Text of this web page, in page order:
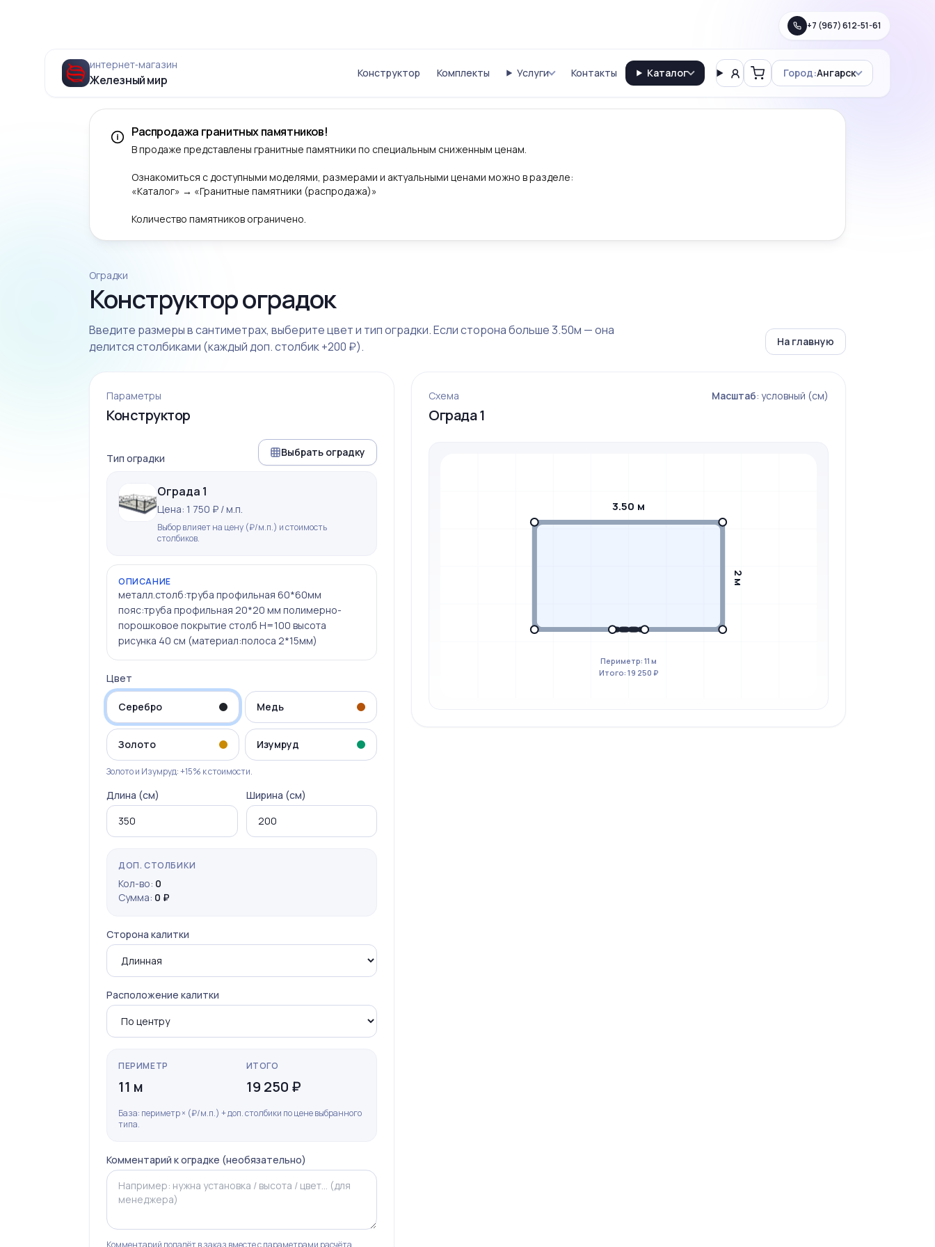
+7 (967) 612-51-61
интернет‑магазин
Железный мир Конструктор Комплекты Услуги Контакты Каталог ВходКорзинаГород:Ангарск
Распродажа гранитных памятников!
В продаже представлены гранитные памятники по специальным сниженным ценам.
Ознакомиться с доступными моделями, размерами и актуальными ценами можно в разделе:
«Каталог» → «Гранитные памятники (распродажа)»
Количество памятников ограничено.
Оградки
Конструктор оградок
Введите размеры в сантиметрах, выберите цвет и тип оградки. Если сторона больше 3.50м — она
делится столбиками (каждый доп. столбик +200 ₽).
На главную
Параметры
Конструктор
Тип оградки Выбрать оградку
Ограда 1
Цена: 1 750 ₽ / м.п.
Выбор влияет на цену (₽/м.п.) и стоимость
столбиков.
ОПИСАНИЕ
металл.столб:труба профильная 60*60мм
пояс:труба профильная 20*20 мм полимерно-
порошковое покрытие столб Н=100 высота
рисунка 40 см (материал:полоса 2*15мм)
Цвет
Серебро Медь
Золото Изумруд
Золото и Изумруд: +15% к стоимости.
Длина (см) Ширина (см)
ДОП. СТОЛБИКИ
Кол-во: 0
Сумма: 0 ₽
Сторона калитки
Расположение калитки
ПЕРИМЕТР
11 м
ИТОГО
19 250 ₽
База: периметр × (₽/м.п.) + доп. столбики по цене выбранного
типа.
Комментарий к оградке (необязательно)
Комментарий попадёт в заказ вместе с параметрами расчёта.
Схема
Ограда 1
Масштаб: условный (см)
3.50 м
2 м
Периметр: 11 м
Итого: 19 250 ₽